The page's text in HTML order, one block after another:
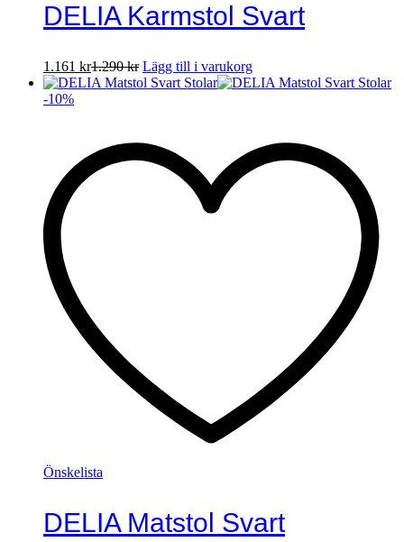
DELIA Karmstol Svart
1.161 kr1.290kr Lägg till i varukorg
-10%
Önskelista
DELIA Matstol Svart